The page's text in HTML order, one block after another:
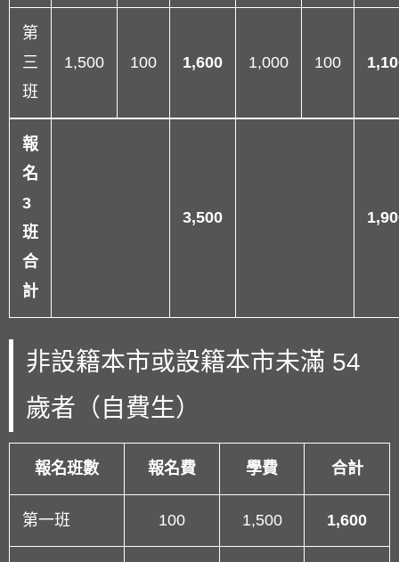
第
三
班
1,500 100 1,600 1,000 100
報
名
3
班
合
計
3,500
非設籍本市或設籍本市未滿 54
歲者（自費生）
報名班數 報名費 學費 合計
第一班 100 1,500 1,600